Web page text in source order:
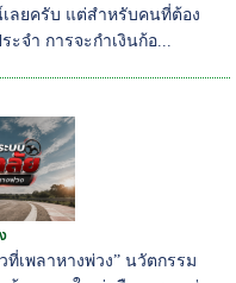
ลยครับ แต่สำหรับคนที่ต้อง
จำ การจะกำเงินก้อ...
เพลาหางพ่วง” นวัตกรรม